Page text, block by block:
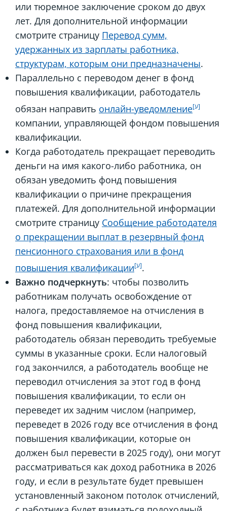
или тюремное заключение сроком до двух
лет. Для дополнительной информации
смотрите страницу Перевод сумм,
удержанных из зарплаты работника,
структурам, которым они предназначены.
Параллельно с переводом денег в фонд
повышения квалификации, работодатель
обязан направить онлайн-уведомление
компании, управляющей фондом повышения
квалификации.
Когда работодатель прекращает переводить
деньги на имя какого-либо работника, он
обязан уведомить фонд повышения
квалификации о причине прекращения
платежей. Для дополнительной информации
смотрите страницу Сообщение работодателя
о прекращении выплат в резервный фонд
пенсионного страхования или в фонд
повышения квалификации
.
Важно подчеркнуть: чтобы позволить
работникам получать освобождение от
налога, предоставляемое на отчисления в
фонд повышения квалификации,
работодатель обязан переводить требуемые
суммы в указанные сроки. Если налоговый
год закончился, а работодатель вообще не
переводил отчисления за этот год в фонд
повышения квалификации, то если он
переведет их задним числом (например,
переведет в 2026 году все отчисления в фонд
повышения квалификации, которые он
должен был перевести в 2025 году), они могут
рассматриваться как доход работника в 2026
году, и если в результате будет превышен
установленный законом потолок отчислений,